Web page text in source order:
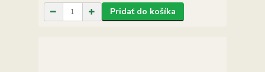
Pridať do košíka